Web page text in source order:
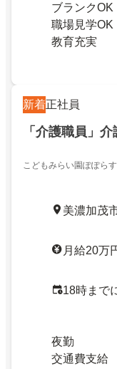
ブランクOK
職場見学OK
教育充実
新着正社員
「介護職員」
こどもみらい園ぽぽらす
美濃加茂
月給20万
18時まで
夜勤
交通費支給